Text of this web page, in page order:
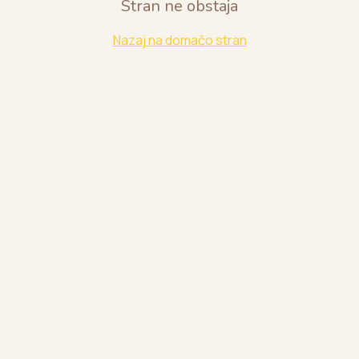
Stran ne obstaja
Nazaj na domačo stran